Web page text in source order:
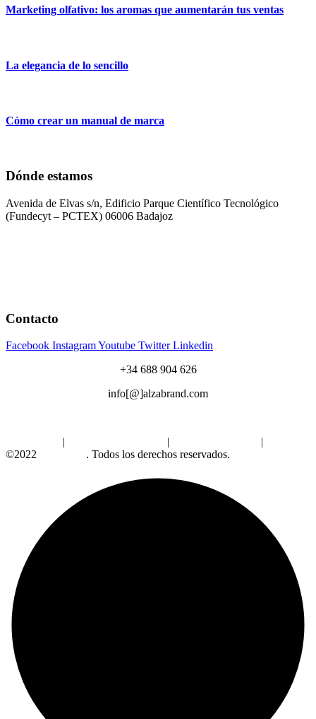
Marketing olfativo: los aromas que aumentarán tus ventas
La elegancia de lo sencillo
Cómo crear un manual de marca
Dónde estamos
Avenida de Elvas s/n, Edificio Parque Científico Tecnológico
(Fundecyt – PCTEX) 06006 Badajoz
Contacto
Facebook InstagramYoutube Twitter Linkedin
+34 688 904 626
info[@]alzabrand.com
| |
|
©2022
. Todos los derechos reservados.